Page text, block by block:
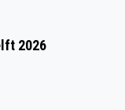
2026